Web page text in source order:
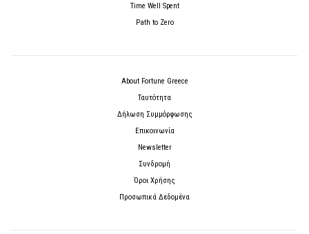
Time Well Spent
Path to Zero
About Fortune Greece
Ταυτότητα
Δήλωση Συμμόρφωσης
Επικοινωνία
Newsletter
Συνδρομή
Όροι Χρήσης
Προσωπικά Δεδομένα